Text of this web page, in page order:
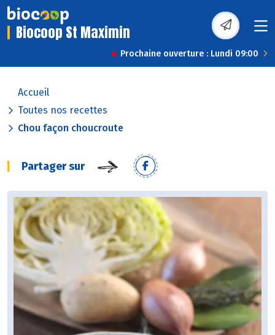
Biocoop St Maximin
Prochaine ouverture : Lundi 09:00
Accueil
Toutes nos recettes
Chou façon choucroute
Partager sur